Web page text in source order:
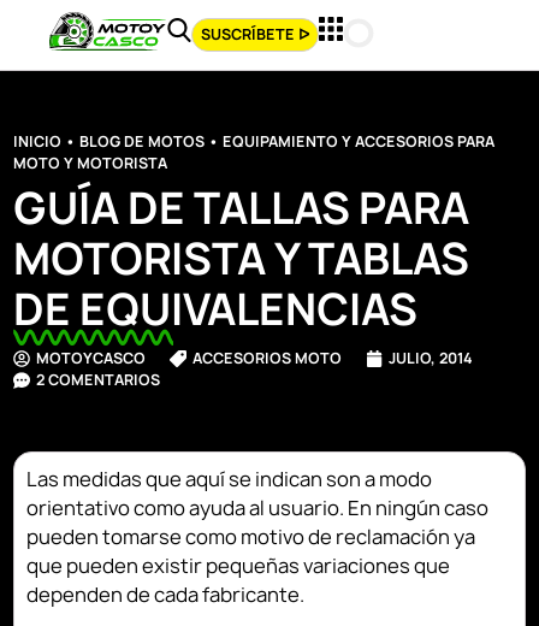
SUSCRÍBETE ᐅ
INICIO •BLOG DE MOTOS •EQUIPAMIENTO Y ACCESORIOS PARA
MOTO Y MOTORISTA
GUÍA DE TALLAS PARA
MOTORISTA Y TABLAS
DE EQUIVALENCIAS
MOTOYCASCO ACCESORIOS MOTO
JULIO, 2014
2 COMENTARIOS
Las medidas que aquí se indican son a modo
orientativo como ayuda al usuario. En ningún caso
pueden tomarse como motivo de reclamación ya
que pueden existir pequeñas variaciones que
dependen de cada fabricante.